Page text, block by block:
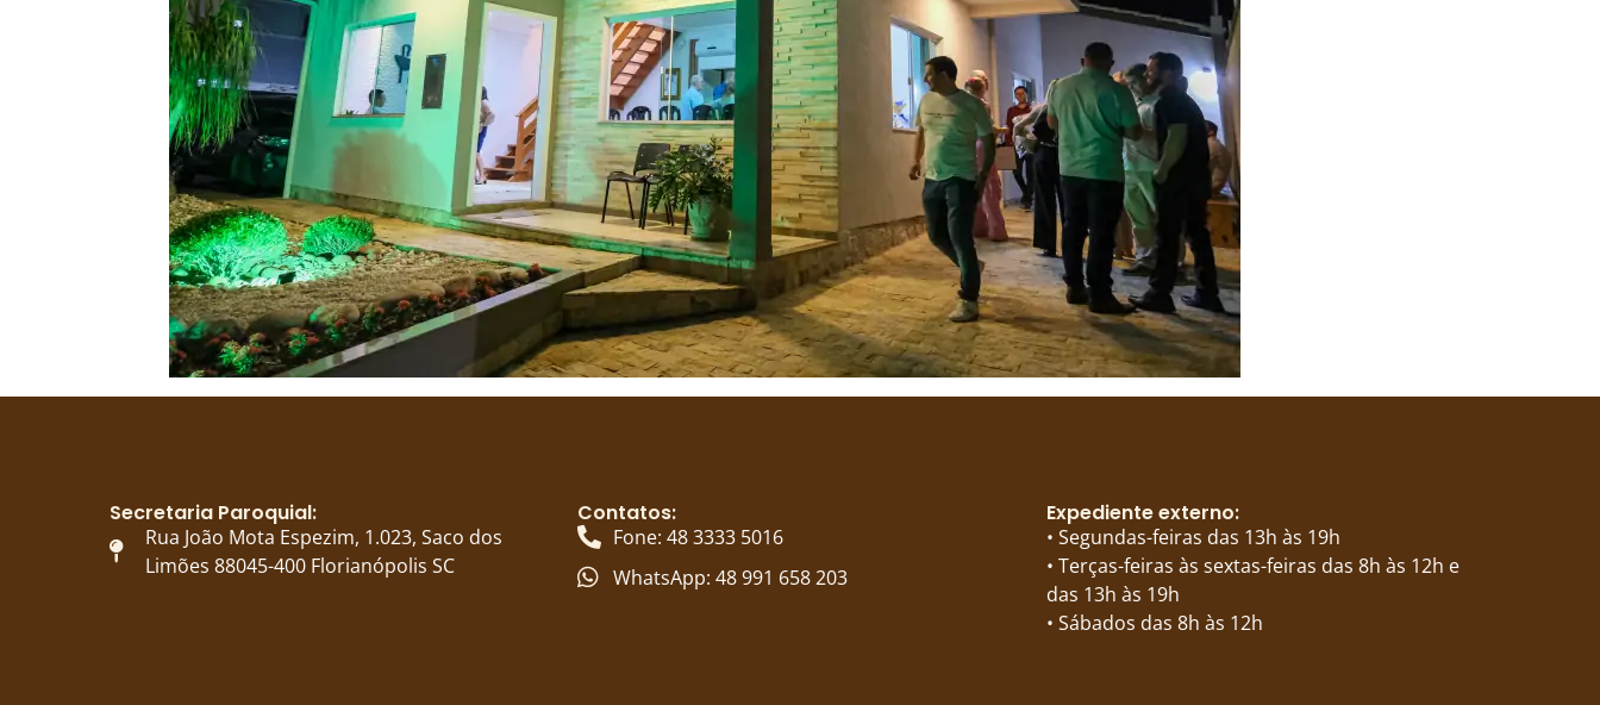
Secretaria Paroquial:
Rua João Mota Espezim, 1.023, Saco dos
Limões 88045-400 Florianópolis SC
Contatos:
Fone: 48 3333 5016
WhatsApp: 48 991 658 203
Expediente externo:
• Segundas-feiras das 13h às 19h
• Terças-feiras às sextas-feiras das 8h às 12h e
das 13h às 19h
• Sábados das 8h às 12h